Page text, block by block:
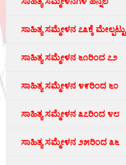
ಸಾಹಿತ್ಯ ಸಮ್ಮೇಳನ ೭೩ಕ್ಕೆ ಮೇಲ್ಪಟ್ಟು
ಸಾಹಿತ್ಯ ಸಮ್ಮೇಳನ ೬೧ರಿಂದ ೭೨
ಸಾಹಿತ್ಯ ಸಮ್ಮೇಳನ ೪೯ರಿಂದ ೬೦
ಸಾಹಿತ್ಯ ಸಮ್ಮೇಳನ ೩೭ರಿಂದ ೪೮
ಸಾಹಿತ್ಯ ಸಮ್ಮೇಳನ ೨೫ರಿಂದ ೩೬